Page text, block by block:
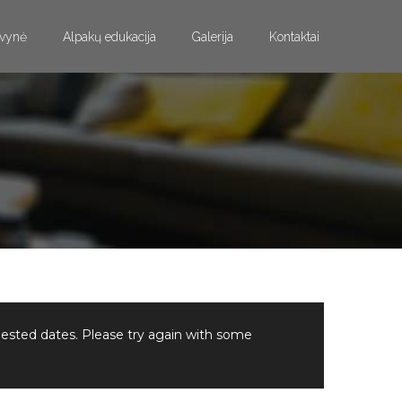
Alpakų edukacija Galerija Kontaktai
dates. Please try again with some